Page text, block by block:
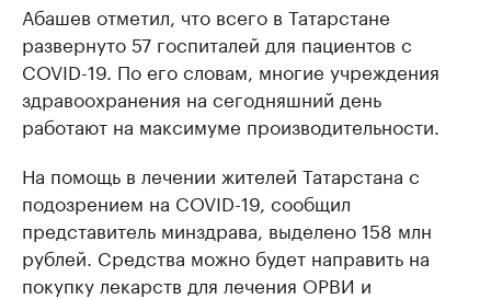
Абашев отметил, что всего в Татарстане
развернуто 57 госпиталей для пациентов с
COVID-19. По его словам, многие учреждения
здравоохранения на сегодняшний день
работают на максимуме производительности.
На помощь в лечении жителей Татарстана с
подозрением на COVID-19, сообщил
представитель минздрава, выделено 158 млн
рублей. Cредства можно будет направить на
покупку лекарств для лечения ОРВИ и